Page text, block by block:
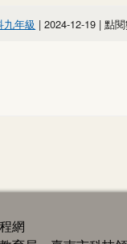
九年級 | 2024-12-19 | 點
網